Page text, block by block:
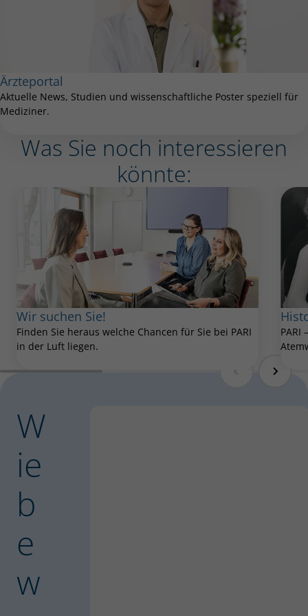
Ärzteportal
Aktuelle News, Studien und wissenschaftliche Poster speziell für
Mediziner.
Was Sie noch interessieren
könnte:
Wir suchen Sie!
Finden Sie heraus welche Chancen für Sie bei PARI
in der Luft liegen.
PARI
W
ie
b
e
w